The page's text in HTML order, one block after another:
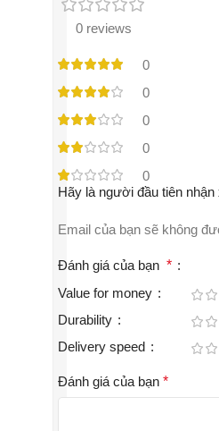
0 reviews
0
0
0
0
0
Hãy là người đầu tiên nhận
Email của bạn sẽ không
Đánh giá của bạn *
Value for money
Durability
Delivery speed
Đánh giá của bạn *